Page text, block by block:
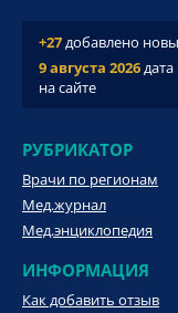
+27добавлено
9 августа 2026
на сайте
РУБРИКАТОР
Врачи по регионам
Мед.журнал
Мед.энциклопедия
ИНФОРМАЦИЯ
Как добавить отзыв